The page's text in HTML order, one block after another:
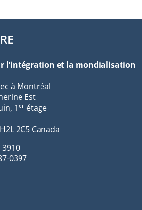
l’intégration et la mondialisation
à Montréal
Est
1er étage
2C5 Canada
3910
0397